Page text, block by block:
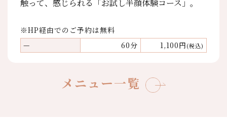
触って、感じられる「お試し半顔体験コース」。
※HP経由でのご予約は無料
—
60分 1,100円(税込)
メニュー一覧